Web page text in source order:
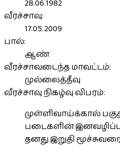
28.06.1982
வீரச்சாவு:
17.05.2009
பால்:
ஆண்
வீரச்சாவடைந்த மாவட்டம்:
முல்லைத்தீவு
வீரச்சாவு நிகழ்வு விபரம்:
முள்ளிவாய்க்கால்
படைகளின் இனவழிப்பு
தனது இறுதி